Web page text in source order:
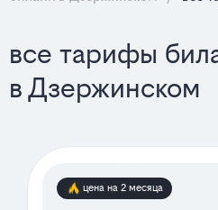
все тарифы
в Дзержинском
цена на 2 месяца